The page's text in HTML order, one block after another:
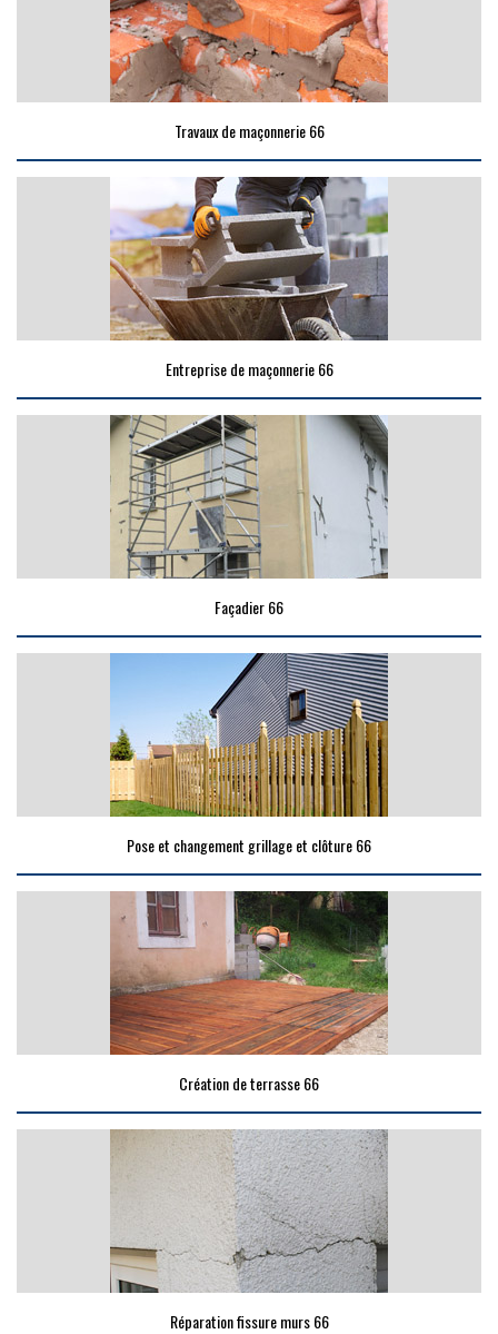
Travaux de maçonnerie 66
Entreprise de maçonnerie 66
Façadier 66
Pose et changement grillage et clôture 66
Création de terrasse 66
Réparation fissure murs 66